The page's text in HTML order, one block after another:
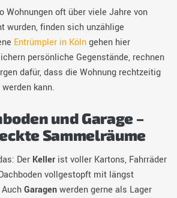
Wohnungen oft über viele Jahre von
wurden, finden sich unzählige
Entrümpler in Kölngehen hier
persönliche Gegenstände, rechnen
dafür, dass die Wohnung rechtzeitig
kann.
und Garage –
Sammelräume
Der Keller ist voller Kartons, Fahrräder
vollgestopft mit längst
Garagenwerden gerne als Lager